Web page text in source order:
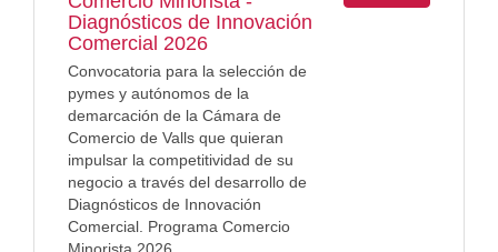
Diagnósticos de Innovación
Comercial 2026
Convocatoria para la selección de
pymes y autónomos de la
demarcación de la Cámara de
Comercio de Valls que quieran
impulsar la competitividad de su
negocio a través del desarrollo de
Diagnósticos de Innovación
Comercial. Programa Comercio